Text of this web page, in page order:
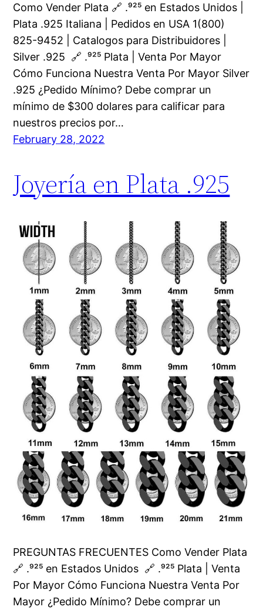
Como Vender Plata 🔗 .⁹²⁵ en Estados Unidos |
Plata .925 Italiana | Pedidos en USA 1(800)
825-9452 | Catalogos para Distribuidores |
Silver .925 🔗 .⁹²⁵ Plata | Venta Por Mayor
Cómo Funciona Nuestra Venta Por Mayor Silver
.925 ¿Pedido Mínimo? Debe comprar un
mínimo de $300 dolares para calificar para
nuestros precios por…
February 28, 2022
Joyería en Plata .925
PREGUNTAS FRECUENTES Como Vender Plata
🔗 .⁹²⁵ en Estados Unidos 🔗 .⁹²⁵ Plata | Venta
Por Mayor Cómo Funciona Nuestra Venta Por
Mayor ¿Pedido Mínimo? Debe comprar un